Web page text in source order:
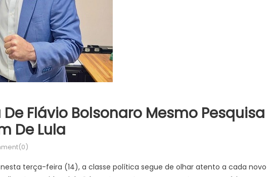
Flávio Bolsonaro Mesmo Pesquisa
De Lula
terça-feira (14), a classe política segue de olhar atento a cada novo